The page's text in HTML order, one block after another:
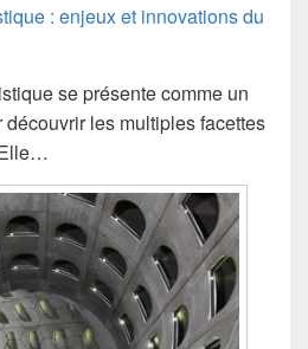
: enjeux et innovations du
se présente comme un
les multiples facettes